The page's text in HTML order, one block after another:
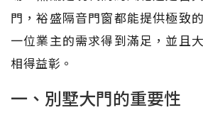
門，裕盛隔音門窗都能提供極致
一位業主的需求得到滿足，並且
相得益彰。
一、別墅大門的重要性